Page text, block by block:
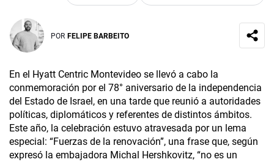
POR FELIPE BARBEITO
En el Hyatt Centric Montevideo se llevó a cabo la
conmemoración por el 78° aniversario de la independencia
del Estado de Israel, en una tarde que reunió a autoridades
políticas, diplomáticos y referentes de distintos ámbitos.
Este año, la celebración estuvo atravesada por un lema
especial: “Fuerzas de la renovación”, una frase que, según
expresó la embajadora Michal Hershkovitz, “no es un